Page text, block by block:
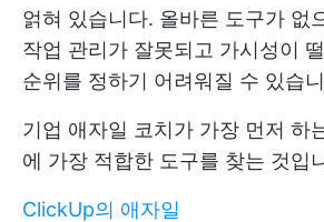
얽혀 있습니다. 올바른 도구가 없
작업 관리가 잘못되고 가시성이
순위를 정하기 어려워질 수 있습
기업 애자일 코치가 가장 먼저 하
에 가장 적합한 도구를 찾는 것입
ClickUp의 애자일